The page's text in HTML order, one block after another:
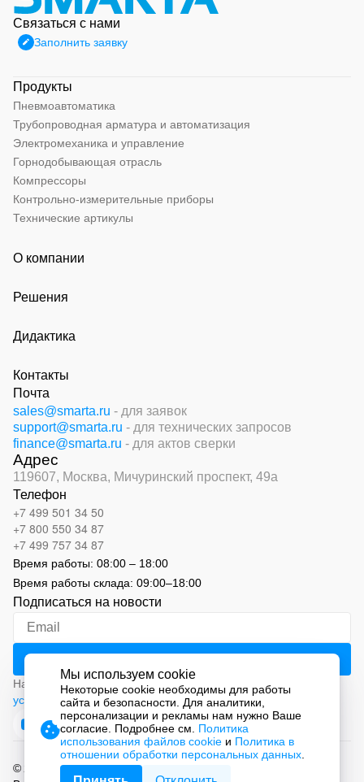
Связаться с нами
Заполнить заявку
Продукты
Пневмоавтоматика
Трубопроводная арматура и автоматизация
Электромеханика и управление
Горнодобывающая отрасль
Компрессоры
Контрольно-измерительные приборы
Технические артикулы
О компании
Решения
Дидактика
Контакты
Почта
sales@smarta.ru - для заявок
support@smarta.ru - для технических запросов
finance@smarta.ru - для актов сверки
Адрес
119607, Москва, Мичуринский проспект, 49а
Телефон
+7 499 501 34 50
+7 800 550 34 87
+7 499 757 34 87
Время работы: 08:00 – 18:00
Время работы склада: 09:00–18:00
Подписаться на новости
Нажимая на кнопку «Подписаться», вы соглашаетесь с
условиями обработки персональных данных
© 2026 ООО «СМАРТ Автоматизация»
Мы используем cookie
Некоторые cookie необходимы для работы
сайта и безопасности. Для аналитики,
персонализации и рекламы нам нужно Ваше
согласие. Подробнее см. Политика
использования файлов cookie и Политика в
отношении обработки персональных данных